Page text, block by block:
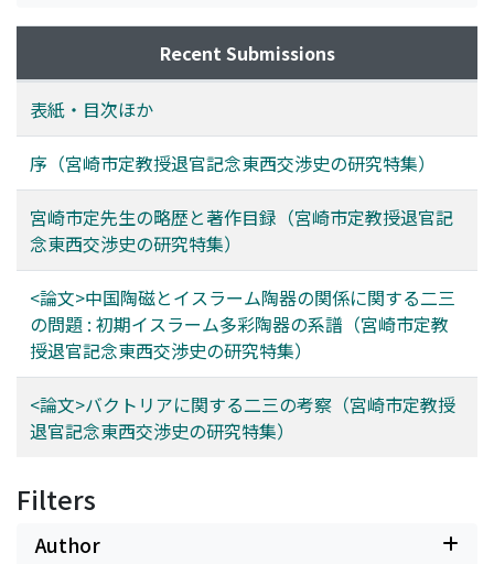
Recent Submissions
表紙・目次ほか
序（宮崎市定教授退官記念東西交渉史の研究特集）
宮崎市定先生の略歴と著作目録（宮崎市定教授退官記
念東西交渉史の研究特集）
<論文>中国陶磁とイスラーム陶器の関係に関する二三
の問題 : 初期イスラーム多彩陶器の系譜（宮崎市定教
授退官記念東西交渉史の研究特集）
<論文>バクトリアに関する二三の考察（宮崎市定教授
退官記念東西交渉史の研究特集）
Filters
Author